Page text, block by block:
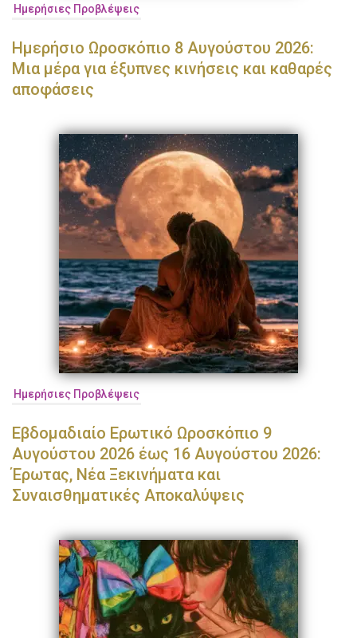
Ημερήσιες Προβλέψεις
Ημερήσιο Ωροσκόπιο 8 Αυγούστου 2026:
Μια μέρα για έξυπνες κινήσεις και καθαρές
αποφάσεις
Ημερήσιες Προβλέψεις
Εβδομαδιαίο Ερωτικό Ωροσκόπιο 9
Αυγούστου 2026 έως 16 Αυγούστου 2026:
Έρωτας, Νέα Ξεκινήματα και
Συναισθηματικές Αποκαλύψεις